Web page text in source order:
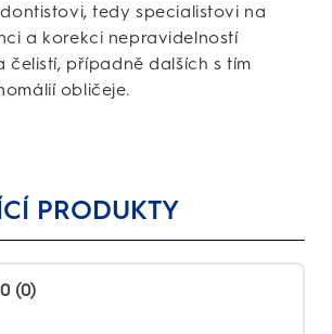
tedy specialistovi na
a korekci nepravidelností
čelistí, případně dalších s tím
obličeje.
PRODUKTY
(0)